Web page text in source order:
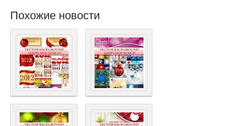
Похожие новости